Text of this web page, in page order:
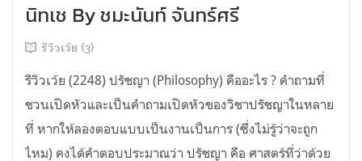
นิทเช By ชมะนันท์ จันทร์ศรี
รีวิวเว้ย (3)
รีวิวเว้ย (2248) ปรัชญา (Philosophy) คืออะไร ? คำถามที่
ชวนเปิดหัวและเป็นคำถามเปิดหัวของวิชาปรัชญาในหลาย
ที่ หากให้ลองตอบแบบเป็นงานเป็นการ (ซึ่งไม่รู้ว่าจะถูก
ไหม) คงได้คำตอบประมาณว่า ปรัชญา คือ ศาสตร์ที่ว่าด้วย